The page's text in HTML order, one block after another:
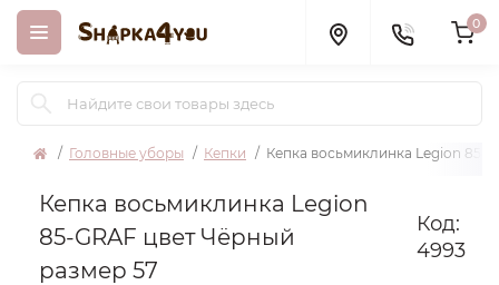
0
Головные уборы Кепки Кепка восьмиклинка Legion 85-
Кепка восьмиклинка Legion
85-GRAF цвет Чёрный
размер 57
Код:
4993